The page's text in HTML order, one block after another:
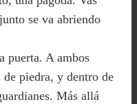
se va abriendo
puerta. A ambos
de piedra, y dentro de
Más allá